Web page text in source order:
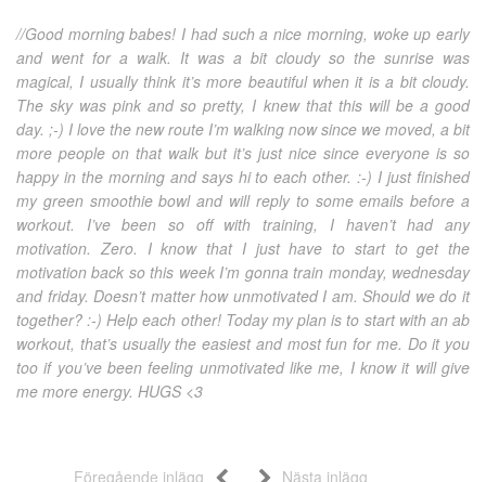
//Good morning babes! I had such a nice morning, woke up early
and went for a walk. It was a bit cloudy so the sunrise was
magical, I usually think it’s more beautiful when it is a bit cloudy.
The sky was pink and so pretty, I knew that this will be a good
day. ;-) I love the new route I’m walking now since we moved, a bit
more people on that walk but it’s just nice since everyone is so
happy in the morning and says hi to each other. :-) I just finished
my green smoothie bowl and will reply to some emails before a
workout. I’ve been so off with training, I haven’t had any
motivation. Zero. I know that I just have to start to get the
motivation back so this week I’m gonna train monday, wednesday
and friday. Doesn’t matter how unmotivated I am. Should we do it
together? :-) Help each other! Today my plan is to start with an ab
workout, that’s usually the easiest and most fun for me. Do it you
too if you’ve been feeling unmotivated like me, I know it will give
me more energy. HUGS <3
Föregående inlägg Nästa inlägg